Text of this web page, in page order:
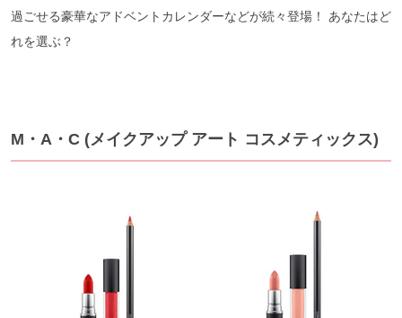
過ごせる豪華なアドベントカレンダーなどが続々登場！ あなたはど
れを選ぶ？
M・A・C (メイクアップ アート コスメティックス)